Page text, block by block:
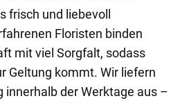
frisch und liebevoll
Floristen binden
mit viel Sorgfalt, sodass
Geltung kommt. Wir liefern
innerhalb der Werktage aus –